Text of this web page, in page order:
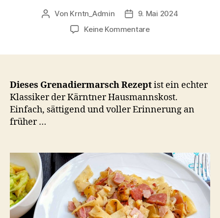
Beitragsautor
Von Krntn_Admin Veröffentlichungsdatum
9. Mai 2024
Keine Kommentarezu
Hausmannskost
pur
Dieses Grenadiermarsch Rezeptist ein echter
Klassiker der Kärntner Hausmannskost.
Einfach, sättigend und voller Erinnerung an
früher …